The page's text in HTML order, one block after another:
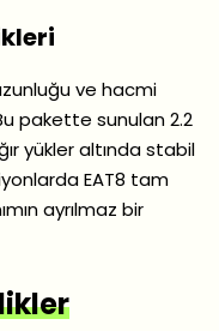
ve hacmi
pakette sunulan 2.2
yükler altında stabil
EAT8 tam
ayrılmaz bir